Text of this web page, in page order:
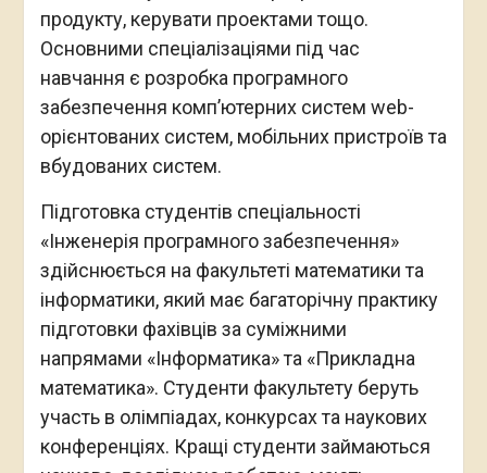
продукту, керувати проектами тощо.
Основними спеціалізаціями під час
навчання є розробка програмного
забезпечення комп’ютерних систем web-
орієнтованих систем, мобільних пристроїв та
вбудованих систем.
Підготовка студентів спеціальності
«Інженерія програмного забезпечення»
здійснюється на факультеті математики та
інформатики, який має багаторічну практику
підготовки фахівців за суміжними
напрямами «Інформатика» та «Прикладна
математика». Студенти факультету беруть
участь в олімпіадах, конкурсах та наукових
конференціях. Кращі студенти займаються